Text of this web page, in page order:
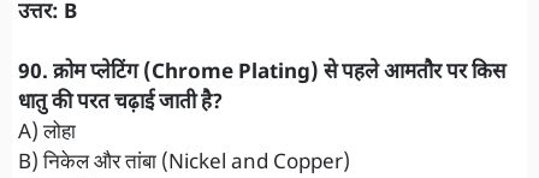
उत्तर: B
90. क्रोम प्लेटिंग (Chrome Plating) से पहले आमतौर पर किस
धातु की परत चढ़ाई जाती है?
A) लोहा
B) निकेल और तांबा (Nickel and Copper)